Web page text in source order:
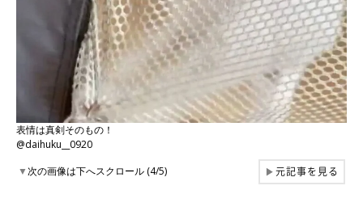
表情は真剣そのもの！
@daihuku__0920
▼次の画像は下へスクロール (4/5) ▶元記事を見る